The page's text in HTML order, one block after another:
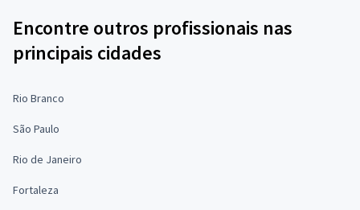
Encontre outros profissionais nas
principais cidades
Rio Branco
São Paulo
Rio de Janeiro
Fortaleza